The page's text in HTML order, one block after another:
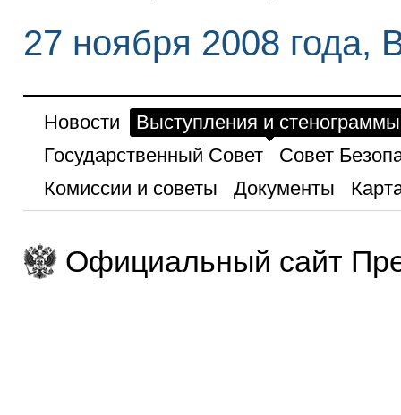
27 ноября 2008 года,
Новости
Выступления и стенограммы
Государственный Совет
Совет
Комиссии и советы
Документы
Официальный сайт